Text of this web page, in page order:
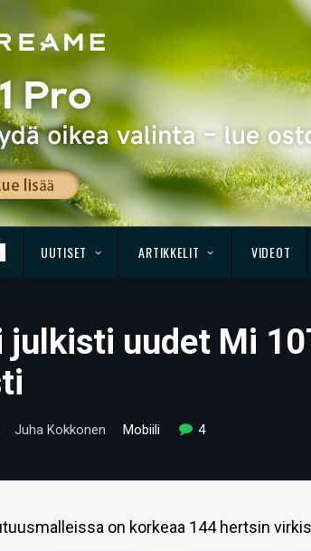
UUTISET ARTIKKELIT VIDEOT
julkisti uudet Mi
Juha Kokkonen Mobiili 4
on korkeaa 144 hertsin